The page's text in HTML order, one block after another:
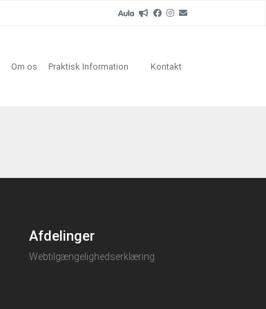
Om os Praktisk Information Kontakt
Afdelinger
Webtilgængelighedserklæring